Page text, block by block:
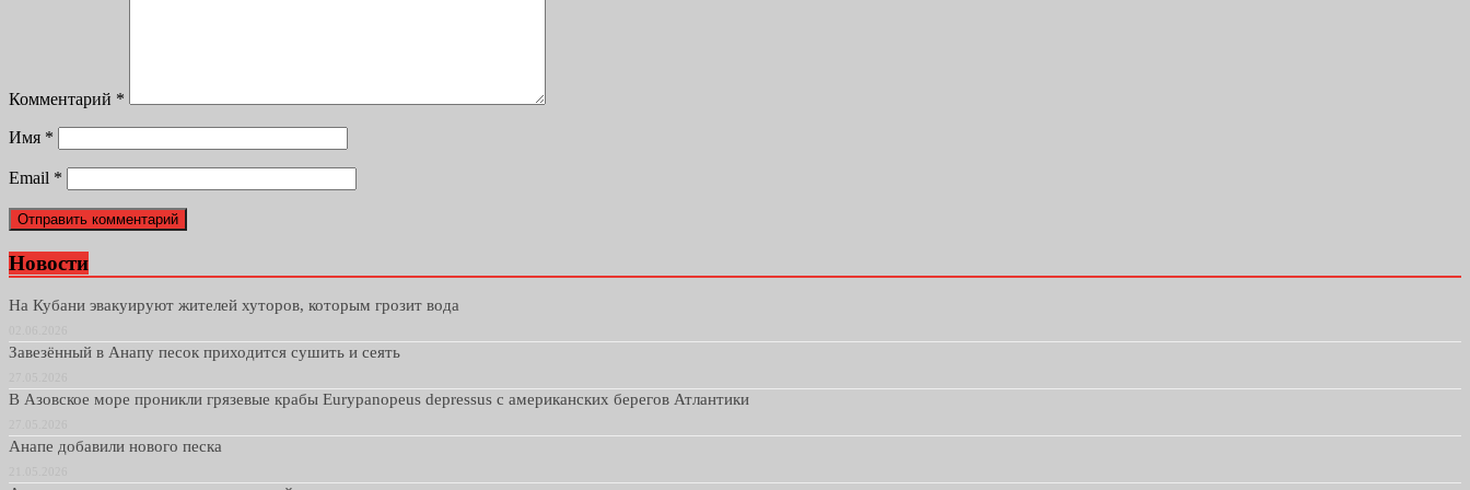
Комментарий *
Имя *
Email *
Новости
На Кубани эвакуируют жителей хуторов, которым грозит вода
Завезённый в Анапу песок приходится сушить и сеять
В Азовское море проникли грязевые крабы Eurypanopeus depressus с американских берегов Атлантики
Анапе добавили нового песка